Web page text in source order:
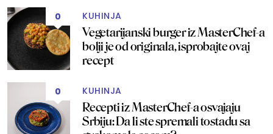
0 KUHINJA
Vegetarijanski burger iz MasterChef-a
bolji je od originala, isprobajte ovaj
recept
0 KUHINJA
Recepti iz MasterChef-a osvajaju
Srbiju: Da li ste spremali tostadu sa